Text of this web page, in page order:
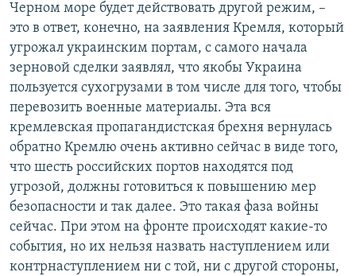
Черном море будет действовать другой режим, –
это в ответ, конечно, на заявления Кремля, который
угрожал украинским портам, с самого начала
зерновой сделки заявлял, что якобы Украина
пользуется сухогрузами в том числе для того, чтобы
перевозить военные материалы. Эта вся
кремлевская пропагандистская брехня вернулась
обратно Кремлю очень активно сейчас в виде того,
что шесть российских портов находятся под
угрозой, должны готовиться к повышению мер
безопасности и так далее. Это такая фаза войны
сейчас. При этом на фронте происходят какие-то
события, но их нельзя назвать наступлением или
контрнаступлением ни с той, ни с другой стороны,